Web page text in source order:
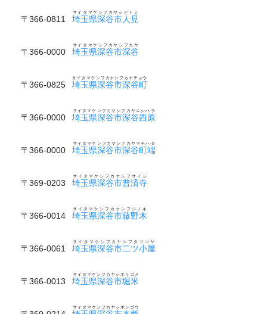
〒366-0811 埼玉県深谷市人見
サイタマケンフカヤシヒトミ
〒366-0000 埼玉県深谷市深谷
サイタマケンフカヤシフカヤ
〒366-0825 埼玉県深谷市深谷町
サイタマケンフカヤシフカヤチョウ
〒366-0000 埼玉県深谷市深谷西原
サイタマケンフカヤシフカヤニシハラ
〒366-0000 埼玉県深谷市深谷町端
サイタマケンフカヤシフカヤマチハタ
〒369-0203 埼玉県深谷市普済寺
サイタマケンフカヤシフサイジ
〒366-0014 埼玉県深谷市藤野木
サイタマケンフカヤシフジノキ
〒366-0061 埼玉県深谷市二ツ小屋
サイタマケンフカヤシフタツゴヤ
〒366-0013 埼玉県深谷市堀米
サイタマケンフカヤシホリゴメ
サイタマケンフカヤシホンゴウ